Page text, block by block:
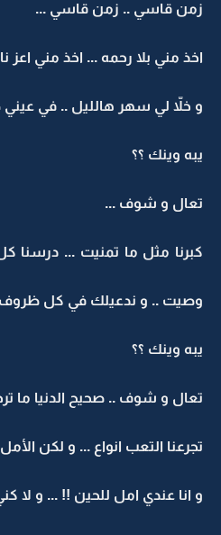
زمن قاسي .. زمن قاسي ...
اخذ مني بلا رحمه ... اخذ مني اعز
و خلاّ لي سهر هالليل .. في عيني
يبه وينك ؟؟
تعال و شوف ...
كبرنا مثل ما تمنيت ... درسنا
وصيت .. و ندعيلك في كل
يبه وينك ؟؟
تعال و شوف .. صحيح الدنيا ما
تجرعنا التعب انواع ... و لكن
و انا عندي امل للحين !! ... و لا